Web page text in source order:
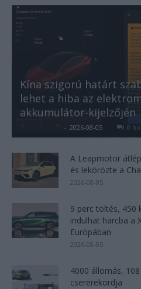
Kína szigorú határt
lehet a hiba az
akkumulátor-kijelzőjén
- 2026-08-05 0
A Leapmotor
és lekörözte a
2026-08-05
9 perc töltés, 450
indulhat harcba a
Európában
2026-08-05
4000 állomás,
csererekordja